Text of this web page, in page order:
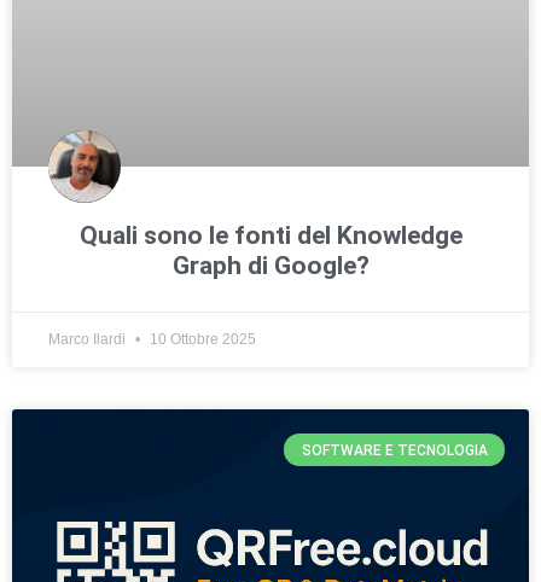
Quali sono le fonti del Knowledge
Graph di Google?
Marco Ilardi 10 Ottobre 2025
SOFTWARE E TECNOLOGIA